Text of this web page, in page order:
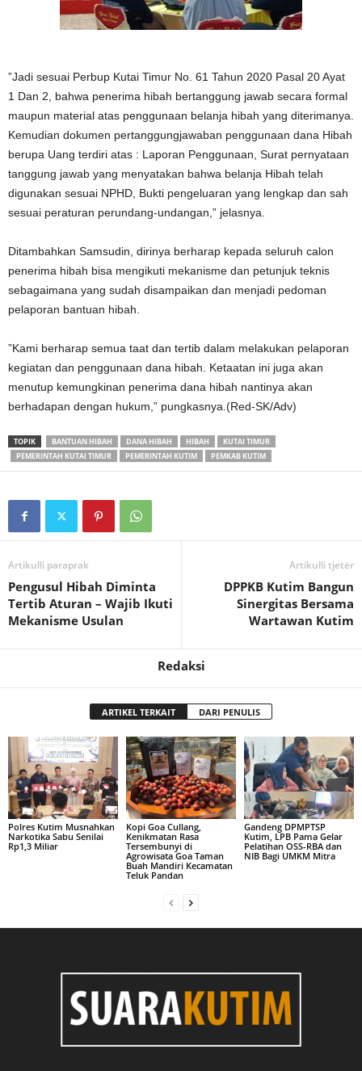
”Jadi sesuai Perbup Kutai Timur No. 61 Tahun 2020 Pasal 20 Ayat
1 Dan 2, bahwa penerima hibah bertanggung jawab secara formal
maupun material atas penggunaan belanja hibah yang diterimanya.
Kemudian dokumen pertanggungjawaban penggunaan dana Hibah
berupa Uang terdiri atas : Laporan Penggunaan, Surat pernyataan
tanggung jawab yang menyatakan bahwa belanja Hibah telah
digunakan sesuai NPHD, Bukti pengeluaran yang lengkap dan sah
sesuai peraturan perundang-undangan,” jelasnya.
Ditambahkan Samsudin, dirinya berharap kepada seluruh calon
penerima hibah bisa mengikuti mekanisme dan petunjuk teknis
sebagaimana yang sudah disampaikan dan menjadi pedoman
pelaporan bantuan hibah.
”Kami berharap semua taat dan tertib dalam melakukan pelaporan
kegiatan dan penggunaan dana hibah. Ketaatan ini juga akan
menutup kemungkinan penerima dana hibah nantinya akan
berhadapan dengan hukum,” pungkasnya.(Red-SK/Adv)
TOPIK BANTUAN HIBAH DANA HIBAH HIBAH
KUTAI TIMUR
PEMERINTAH KUTAI TIMUR
PEMERINTAH KUTIM PEMKAB KUTIM
Artikulli paraprak
Pengusul Hibah Diminta
Tertib Aturan – Wajib Ikuti
Mekanisme Usulan
Artikulli tjetër
DPPKB Kutim Bangun
Sinergitas Bersama
Wartawan Kutim
Redaksi
ARTIKEL TERKAIT DARI PENULIS
Polres Kutim Musnahkan
Narkotika Sabu Senilai
Rp1,3 Miliar
Kopi Goa Cullang,
Kenikmatan Rasa
Tersembunyi di
Agrowisata Goa Taman
Buah Mandiri Kecamatan
Teluk Pandan
Gandeng DPMPTSP
Kutim, LPB Pama Gelar
Pelatihan OSS-RBA dan
NIB Bagi UMKM Mitra